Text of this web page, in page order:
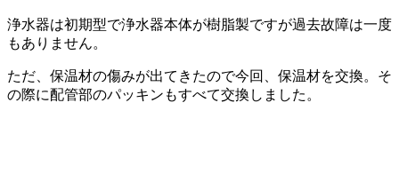
浄水器は初期型で浄水器本体が樹脂製ですが過去故障は一度
もありません。
ただ、保温材の傷みが出てきたので今回、保温材を交換。そ
の際に配管部のパッキンもすべて交換しました。